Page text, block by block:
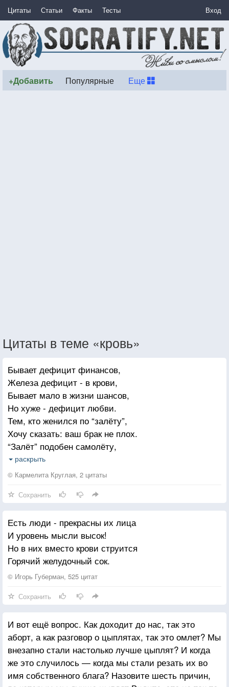
Цитаты Статьи Факты Тесты Вход
+Добавить Популярные Еще
Цитаты в теме «кровь»
Бывает дефицит финансов,
Железа дефицит - в крови,
Бывает мало в жизни шансов,
Но хуже - дефицит любви.
Тем, кто женился по “залёту”,
Хочу сказать: ваш брак не плох.
“Залёт” подобен самолёту,
В котором двигатель заглох.
Хочу открыть один секрет:
Ваш брак большой подобен спичке,
В которой, правда, серы нет.
И быт уютливо-угрюмый
Не разожжёт огня в крови.
Поверьте мне, что даже юмор
Не лечит дефицит любви.
Тем, кто женился по расчёту,
Возможно, больше повезло
И не сводя друг с другом счёты
Живут они “друзьям” назло,
Подобно вложенным банкнотам:
Жизнь - долгосрочный депозит.
Они в любви давно банкроты -
раскрыть
© Кармелита Круглая, 2 цитаты
Сохранить
Есть люди - прекрасны их лица
И уровень мысли высок!
Но в них вместо крови струится
Горячий желудочный сок.
© Игорь Губерман, 525 цитат
Сохранить
И вот ещё вопрос. Как доходит до нас, так это
аборт, а как разговор о цыплятах, так это омлет? Мы
внезапно стали настолько лучше цыплят? И когда
же это случилось — когда мы стали резать их во
имя собственного блага? Назовите шесть причин,